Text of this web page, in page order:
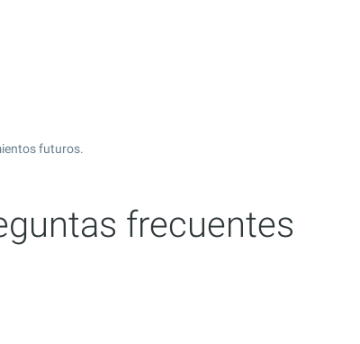
futuros.
frecuentes